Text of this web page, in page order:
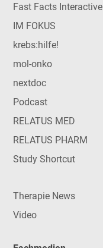
Fast Facts Interactive
IM FOKUS
krebs:hilfe!
mol-onko
nextdoc
Podcast
RELATUS MED
RELATUS PHARM
Study Shortcut
Therapie News
Video